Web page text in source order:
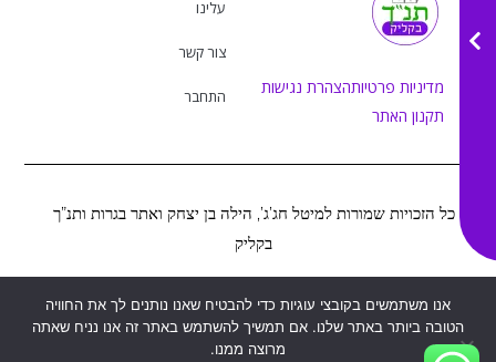
מדיניות פרטיותהצהרת נגישות
תקנון האתר
עלינו
צור קשר
התחבר
כל הזכויות שמורות למיטל חג’ג’, הילה בן יצחק ואתר בגרות ותנ”ך
בקליק
©נבנה ע”י2022
Web&MOR
אנו משתמשים בקובצי עוגיות כדי להבטיח שאנו נותנים לך את החוויה
הטובה ביותר באתר שלנו. אם תמשיך להשתמש באתר זה אנו נניח שאתה
מרוצה ממנו.